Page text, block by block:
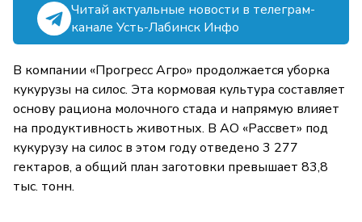
Читай актуальные новости в телеграм-
канале Усть-Лабинск Инфо
В компании «Прогресс Агро» продолжается уборка
кукурузы на силос. Эта кормовая культура составляет
основу рациона молочного стада и напрямую влияет
на продуктивность животных. В АО «Рассвет» под
кукурузу на силос в этом году отведено 3 277
гектаров, а общий план заготовки превышает 83,8
тыс. тонн.